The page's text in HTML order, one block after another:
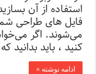
استفاده از آن
فایل های طراحی
می‌شوند. اگر
کنید ، باید بدانید
ادامه نوشته »